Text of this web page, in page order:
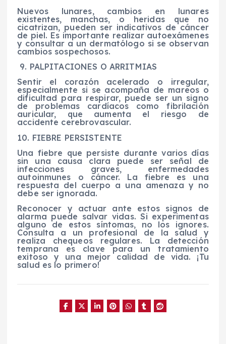
Nuevos lunares, cambios en lunares
existentes, manchas, o heridas que no
cicatrizan, pueden ser indicativos de cáncer
de piel. Es importante realizar autoexámenes
y consultar a un dermatólogo si se observan
cambios sospechosos.
9. PALPITACIONES O ARRITMIAS
Sentir el corazón acelerado o irregular,
especialmente si se acompaña de mareos o
dificultad para respirar, puede ser un signo
de problemas cardíacos como fibrilación
auricular, que aumenta el riesgo de
accidente cerebrovascular.
10. FIEBRE PERSISTENTE
Una fiebre que persiste durante varios días
sin una causa clara puede ser señal de
infecciones graves, enfermedades
autoinmunes o cáncer. La fiebre es una
respuesta del cuerpo a una amenaza y no
debe ser ignorada.
Reconocer y actuar ante estos signos de
alarma puede salvar vidas. Si experimentas
alguno de estos síntomas, no los ignores.
Consulta a un profesional de la salud y
realiza chequeos regulares. La detección
temprana es clave para un tratamiento
exitoso y una mejor calidad de vida. ¡Tu
salud es lo primero!